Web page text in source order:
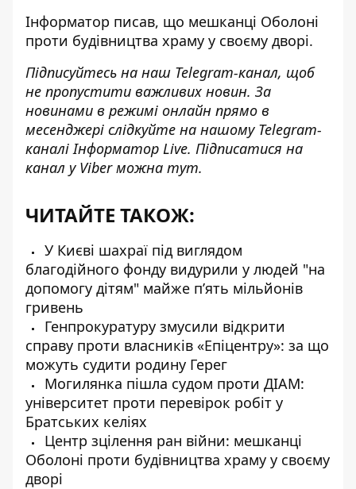
Інформатор писав, що мешканці Оболоні
проти будівництва храму у своєму дворі.
Підписуйтесь на наш Telegram-канал, щоб
не пропустити важливих новин. За
новинами в режимі онлайн прямо в
месенджері слідкуйте на нашому Telegram-
каналі Інформатор Live. Підписатися на
канал у Viber можна тут.
ЧИТАЙТЕ ТАКОЖ:
У Києві шахраї під виглядом
благодійного фонду видурили у людей "на
допомогу дітям" майже п’ять мільйонів
гривень
Генпрокуратуру змусили відкрити
справу проти власників «Епіцентру»: за що
можуть судити родину Герег
Могилянка пішла судом проти ДІАМ:
університет проти перевірок робіт у
Братських келіях
Центр зцілення ран війни: мешканці
Оболоні проти будівництва храму у своєму
дворі